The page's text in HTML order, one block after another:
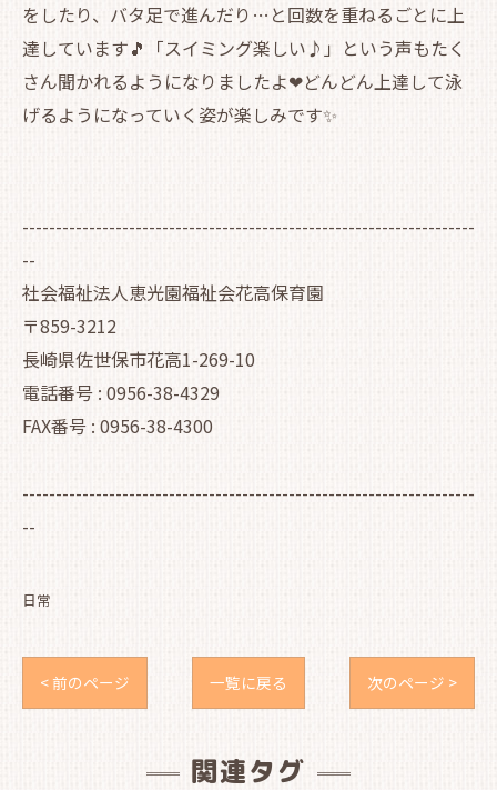
をしたり、バタ足で進んだり…と回数を重ねるごとに上
達しています🎵「スイミング楽しい♪」という声もたく
さん聞かれるようになりましたよ❤どんどん上達して泳
げるようになっていく姿が楽しみです✨
--------------------------------------------------------------------
--
社会福祉法人恵光園福祉会花高保育園
〒859-3212
長崎県佐世保市花高1-269-10
電話番号 : 0956-38-4329
FAX番号 : 0956-38-4300
--------------------------------------------------------------------
--
日常
< 前のページ 一覧に戻る 次のページ >
関連タグ